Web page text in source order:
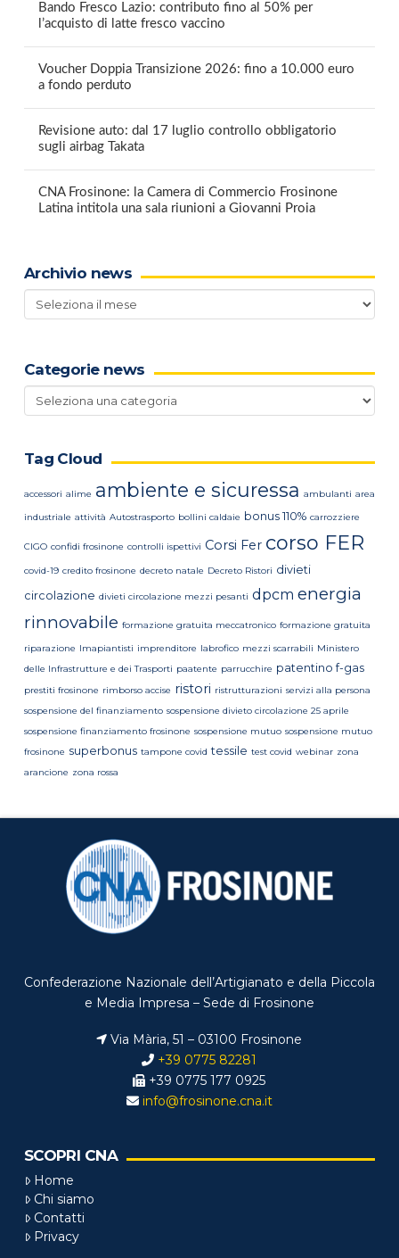
Bando Fresco Lazio: contributo fino al 50% per
l’acquisto di latte fresco vaccino
Voucher Doppia Transizione 2026: fino a 10.000 euro
a fondo perduto
Revisione auto: dal 17 luglio controllo obbligatorio
sugli airbag Takata
CNA Frosinone: la Camera di Commercio Frosinone
Latina intitola una sala riunioni a Giovanni Proia
Archivio news
Archivio
news
Categorie news
Categorie
news
Tag Cloud
accessori alime ambiente e sicuressa ambulanti area
industriale attività Autostrasporto bollini caldaie bonus 110% carrozziere
CIGO confidi frosinone controlli ispettivi Corsi Fer corso FER
covid-19 credito frosinone decreto natale Decreto Ristori divieti
circolazione divieti circolazione mezzi pesanti dpcm energia
rinnovabile formazione gratuita meccatronico formazione gratuita
riparazione Imapiantisti imprenditore labrofico mezzi scarrabili Ministero
delle Infrastrutture e dei Trasporti paatente parrucchire patentino f-gas
prestiti frosinone rimborso accise ristori ristrutturazioni servizi alla persona
sospensione del finanziamento sospensione divieto circolazione 25 aprile
sospensione finanziamento frosinone sospensione mutuo sospensione mutuo
frosinone superbonus tampone covid tessile test covid webinar zona
arancione zona rossa
Confederazione Nazionale dell’Artigianato e della Piccola
e Media Impresa – Sede di Frosinone
Via Mària, 51 – 03100 Frosinone
+39 0775 82281
+39 0775 177 0925
info@frosinone.cna.it
SCOPRI CNA
Home
Chi siamo
Contatti
Privacy